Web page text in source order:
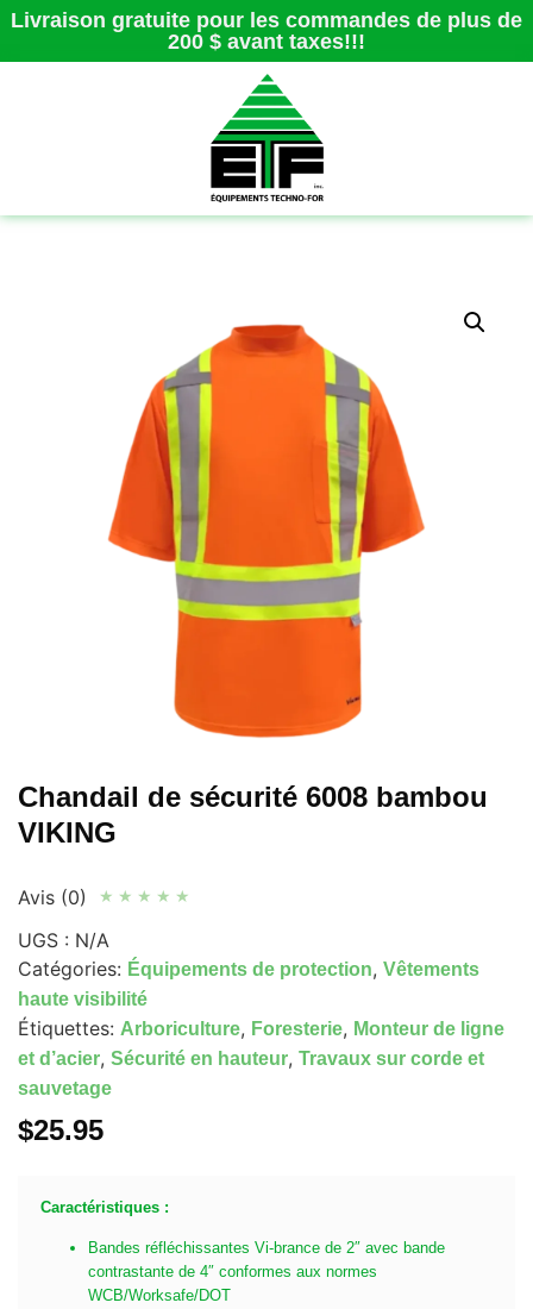
Livraison gratuite pour les commandes de plus de
200 $ avant taxes!!!
Chandail de sécurité 6008 bambou
VIKING
Avis (0) ★ ★ ★ ★ ★
UGS : N/A
Catégories: Équipements de protection, Vêtements
haute visibilité
Étiquettes: Arboriculture, Foresterie, Monteur de ligne
et d’acier, Sécurité en hauteur, Travaux sur corde et
sauvetage
$25.95
Caractéristiques :
Bandes réfléchissantes Vi-brance de 2″ avec bande
contrastante de 4″ conformes aux normes
WCB/Worksafe/DOT